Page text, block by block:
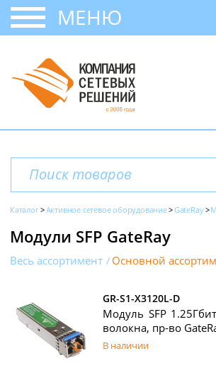
МЕНЮ
Каталог Активное сетевое оборудование GateRay
Модули SFP GateRay
Весь ассортимент Основной
GR-S1-X3120L-D
Модуль SFP
волокна, пр-во
В наличии